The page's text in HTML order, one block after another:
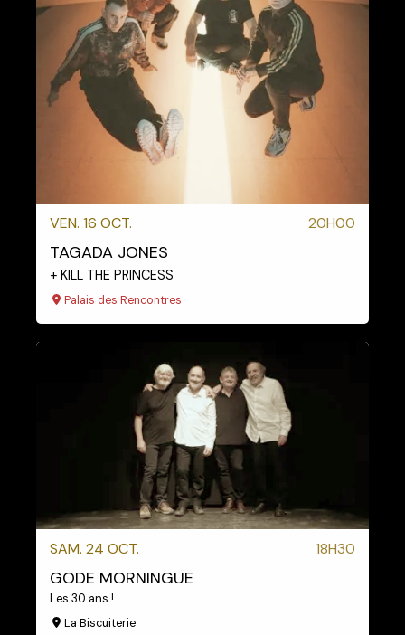
VEN. 16 OCT. 20H00
TAGADA JONES
+ KILL THE PRINCESS
Palais des Rencontres
SAM. 24 OCT. 18H30
GODE MORNINGUE
Les 30 ans !
La Biscuiterie